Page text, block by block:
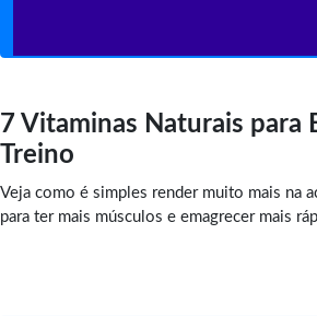
7 Vitaminas Naturais para
Treino
Veja como é simples render muito mais na
para ter mais músculos e emagrecer mais